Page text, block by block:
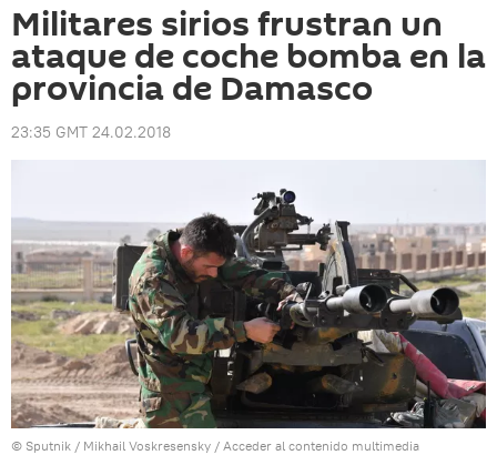
Militares sirios frustran un
ataque de coche bomba en la
provincia de Damasco
23:35 GMT 24.02.2018
© Sputnik / Mikhail Voskresensky / Acceder al contenido multimedia